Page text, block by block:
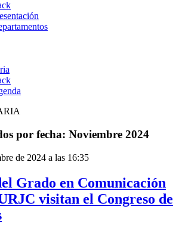
por fecha: Noviembre 2024
de 2024 a las 16:35
Grado en Comunicación
visitan el Congreso de